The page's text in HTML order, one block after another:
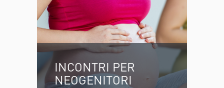
INCONTRI PER
NEOGENITORI